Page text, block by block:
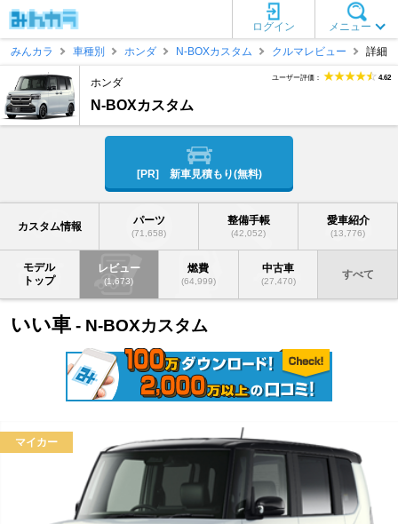
メニュー
ログイン
みんカラ
車種別 ホンダ N-BOXカスタム クルマレビュー 詳細
ホンダ
N-BOXカスタム
ユーザー評価： 4.62
[PR] 新車見積もり(無料)
カスタム情報 パーツ
(71,658)
整備手帳
(42,052)
愛車紹介
(13,776)
モデル
トップ
レビュー
(1,673)
燃費
(64,999)
中古車
(27,470)
すべて
いい車 - N-BOXカスタム
マイカー